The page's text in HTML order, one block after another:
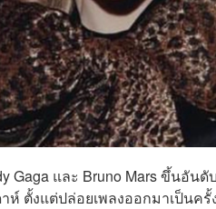
Gaga และ Bruno Mars ขึ้นอัน
ห์ ตั้งแต่ปล่อยเพลงออกมาเป็นค